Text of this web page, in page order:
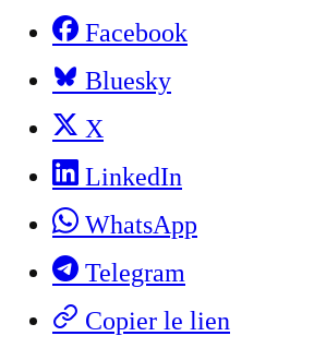
Facebook
Bluesky
X
LinkedIn
WhatsApp
Telegram
Copier le lien